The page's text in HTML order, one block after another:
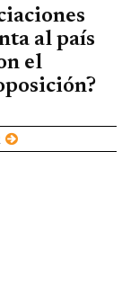
al país
el